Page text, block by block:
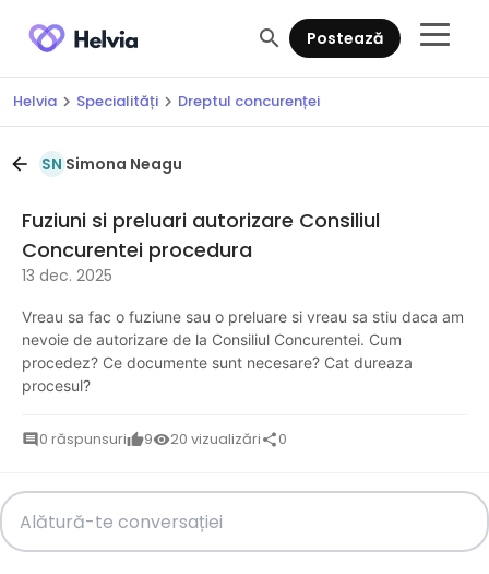
search Postează
Helvia chevron_right Specialități chevron_right Dreptul concurenței
arrow_back SN Simona Neagu
Fuziuni si preluari autorizare Consiliul
Concurentei procedura
13 dec. 2025
Vreau sa fac o fuziune sau o preluare si vreau sa stiu daca am
nevoie de autorizare de la Consiliul Concurentei. Cum
procedez? Ce documente sunt necesare? Cat dureaza
procesul?
comment 0 răspunsurithumb_up9visibility20 vizualizărishare0